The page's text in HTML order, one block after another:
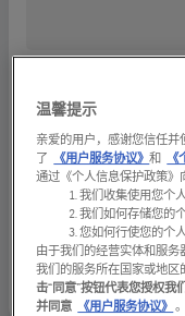
A 100
相
1 ph
2,010 立方米每小时
额定输入功率
0.61 千瓦
重量
42 千克
温馨提示
亲爱的用户，感谢您信任并
了
《用户服务协议》和
通过《个人信息保护政策》
我们收集使用您个
我们如何存储您的
您如何行使您的个
由于我们的经营实体和服
我们的服务所在国家或地区
击“同意”按钮代表您授权我
并同意
《用户服务协议》